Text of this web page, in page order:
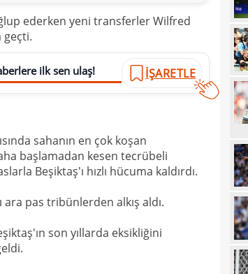
ederken yeni transferler Wilfred
geçti.
ilk sen ulaş! İŞARETLE
sahanın en çok koşan
başlamadan kesen tecrübeli
Beşiktaş'ı hızlı hücuma kaldırdı.
ara pas tribünlerden alkış aldı.
son yıllarda eksikliğini